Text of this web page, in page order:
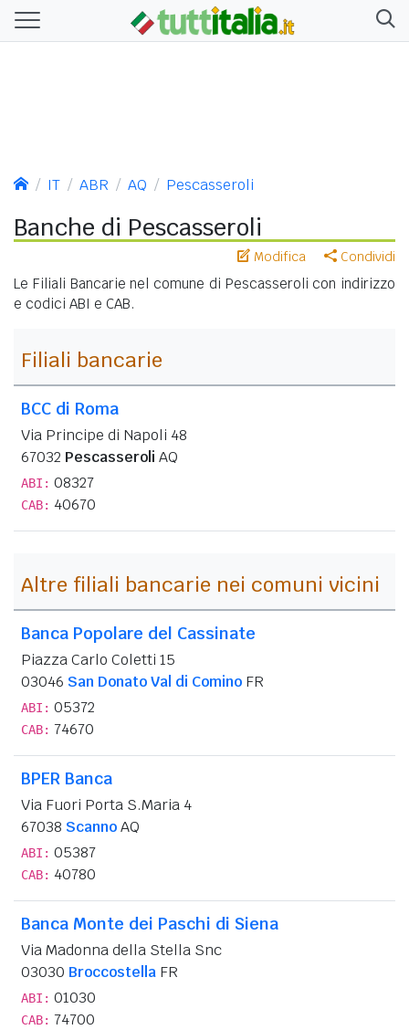
IT ABR AQ Pescasseroli
Banche di Pescasseroli
Modifica Condividi
Le Filiali Bancarie nel comune di Pescasseroli con indirizzo
e codici ABI e CAB.
Filiali bancarie
BCC di Roma
Via Principe di Napoli 48
67032 Pescasseroli AQ
ABI: 08327
CAB: 40670
Altre filiali bancarie nei comuni vicini
Banca Popolare del Cassinate
Piazza Carlo Coletti 15
03046 San Donato Val di Comino FR
ABI: 05372
CAB: 74670
BPER Banca
Via Fuori Porta S.Maria 4
67038 ScannoAQ
ABI: 05387
CAB: 40780
Banca Monte dei Paschi di Siena
Via Madonna della Stella Snc
03030 Broccostella FR
ABI: 01030
CAB: 74700